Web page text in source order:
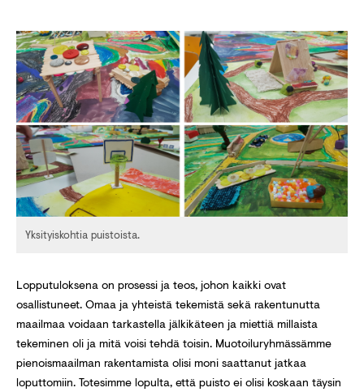
Yksityiskohtia puistoista.
Lopputuloksena on prosessi ja teos, johon kaikki ovat
osallistuneet. Omaa ja yhteistä tekemistä sekä rakentunutta
maailmaa voidaan tarkastella jälkikäteen ja miettiä millaista
tekeminen oli ja mitä voisi tehdä toisin. Muotoiluryhmässämme
pienoismaailman rakentamista olisi moni saattanut jatkaa
loputtomiin. Totesimme lopulta, että puisto ei olisi koskaan täysin